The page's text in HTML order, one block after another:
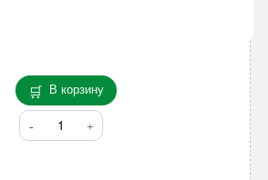
В корзину
Количество
товара